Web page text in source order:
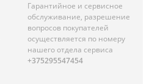
Гарантийное и сервисное
обслуживание, разрешение
вопросов покупателей
осуществляется по номеру
нашего отдела сервиса
+375295547454